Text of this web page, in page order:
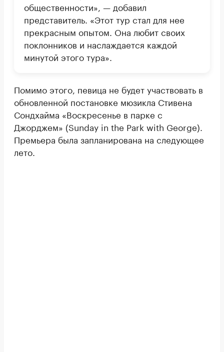
общественности», — добавил
представитель. «Этот тур стал для нее
прекрасным опытом. Она любит своих
поклонников и наслаждается каждой
минутой этого тура».
Помимо этого, певица не будет участвовать в
обновленной постановке мюзикла Стивена
Сондхайма «Воскресенье в парке с
Джорджем» (Sunday in the Park with George).
Премьера была запланирована на следующее
лето.